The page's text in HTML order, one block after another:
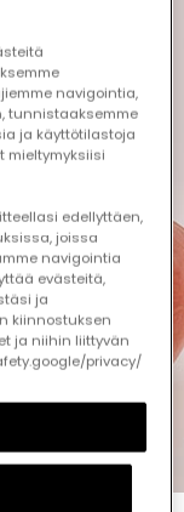
7
navigointia,
tunnistaaksemme
ja käyttötilastoja
mieltymyksiisi
edellyttäen,
joissa
navigointia
evästeitä,
ja
kiinnostuksen
ja niihin liittyvän
privacy/